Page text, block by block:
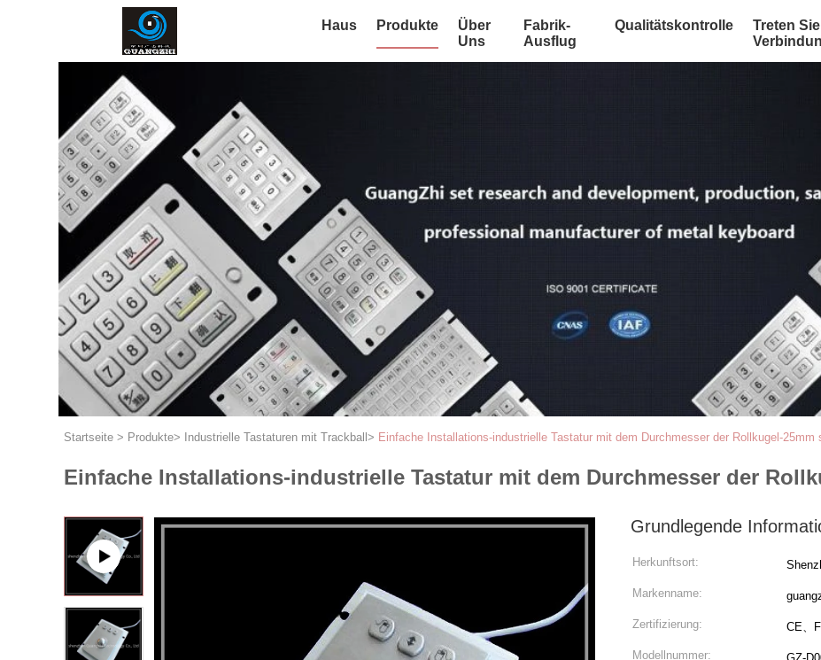
Haus Produkte
Über
Uns
Fabrik-
Ausflug
Qualitätskontrolle
Treten
Startseite > Produkte> Industrielle Tastaturen mit Trackball > Einfache Installations-industrielle Tastatur mit dem Durchmesser der Rollkugel-25mm
Einfache Installations-industrielle Tastatur mit dem Durchmesser der
Grundlegende
Herkunftsort:
Markenname:
Zertifizierung: CE、
Modellnummer: